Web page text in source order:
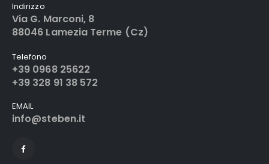
Indirizzo
Via G. Marconi, 8
88046 Lamezia Terme (Cz)
Telefono
+39 0968 25622
+39 328 91 38 572
EMAIL
info@steben.it